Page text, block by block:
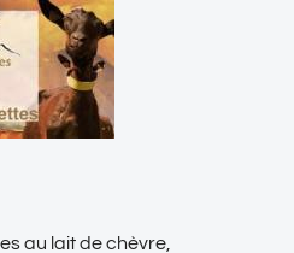
au lait de chèvre,